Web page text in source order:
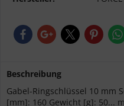
Beschreibung
Gabel-Ringschlüssel 10 mm
[mm]: 160 Gewicht [g]: 50...